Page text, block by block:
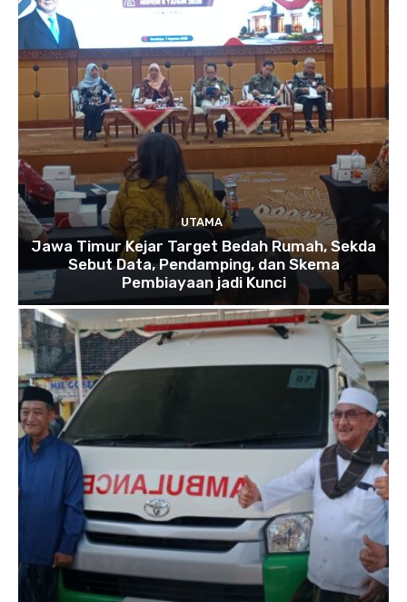
UTAMA
Jawa Timur Kejar Target Bedah Rumah, Sekda
Sebut Data, Pendamping, dan Skema
Pembiayaan jadi Kunci